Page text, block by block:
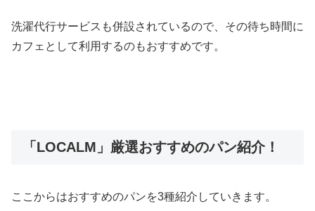
洗濯代行サービスも併設されているので、その待ち時間に
カフェとして利用するのもおすすめです。
「LOCALM」厳選おすすめのパン紹介！
ここからはおすすめのパンを3種紹介していきます。